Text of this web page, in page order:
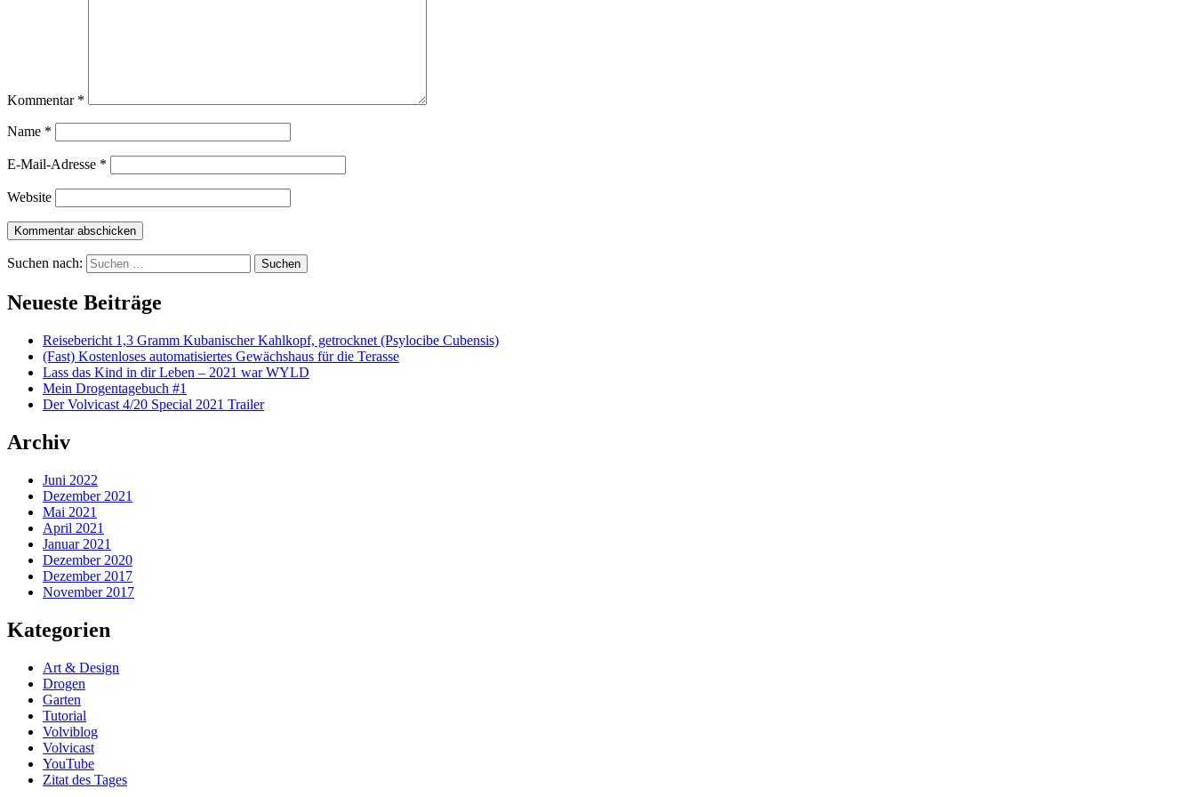
Kommentar *
Name *
E-Mail-Adresse *
Website
Suchen nach: Suchen
Neueste Beiträge
Reisebericht 1,3 Gramm Kubanischer Kahlkopf, getrocknet (Psylocibe Cubensis)
(Fast) Kostenloses automatisiertes Gewächshaus für die Terasse
Lass das Kind in dir Leben – 2021 war WYLD
Mein Drogentagebuch #1
Der Volvicast 4/20 Special 2021 Trailer
Archiv
Juni 2022
Dezember 2021
Mai 2021
April 2021
Januar 2021
Dezember 2020
Dezember 2017
November 2017
Kategorien
Art & Design
Drogen
Garten
Tutorial
Volviblog
Volvicast
YouTube
Zitat des Tages